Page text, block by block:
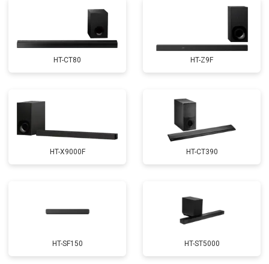
HT-CT80 HT-Z9F
HT-X9000F HT-CT390
HT-SF150 HT-ST5000